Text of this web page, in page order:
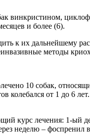
винкристином,
и более (6).
к их дальнейшему
методы
10 собак,
от 1 до 6
курс лечения: 1-
неделю – фоспренил